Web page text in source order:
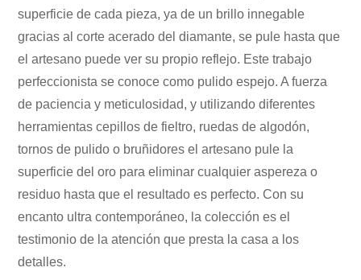
superficie de cada pieza, ya de un brillo innegable
gracias al corte acerado del diamante, se pule hasta que
el artesano puede ver su propio reflejo. Este trabajo
perfeccionista se conoce como pulido espejo. A fuerza
de paciencia y meticulosidad, y utilizando diferentes
herramientas cepillos de fieltro, ruedas de algodón,
tornos de pulido o bruñidores el artesano pule la
superficie del oro para eliminar cualquier aspereza o
residuo hasta que el resultado es perfecto. Con su
encanto ultra contemporáneo, la colección es el
testimonio de la atención que presta la casa a los
detalles.